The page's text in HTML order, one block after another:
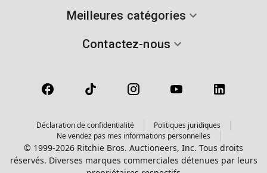
Meilleures catégories
Contactez-nous
Déclaration de confidentialité
Politiques juridiques
Ne vendez pas mes informations personnelles
© 1999-2026 Ritchie Bros. Auctioneers, Inc. Tous droits
réservés. Diverses marques commerciales détenues par leurs